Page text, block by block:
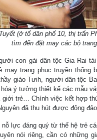
(ở tổ dân phố 10, thị trấn
tìm đến đặt may các bộ
con gái dân tộc Gia Rai
may trang phục truyền thống
giáo Tưih, người dân tộc
ý tưởng thiết kế các mẫu
trẻ… Chính việc kết hợp
đã thu hút được đông
lực đáng quý từ thế hệ trẻ
nói riêng, cần có những